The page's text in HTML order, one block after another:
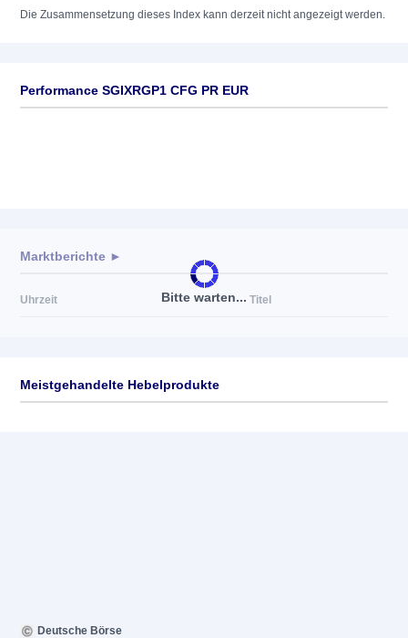
Die Zusammensetzung dieses Index kann derzeit nicht angezeigt werden.
Performance SGIXRGP1 CFG PR EUR
Bitte warten...
Marktberichte ►
Uhrzeit Titel
Meistgehandelte Hebelprodukte
Deutsche Börse